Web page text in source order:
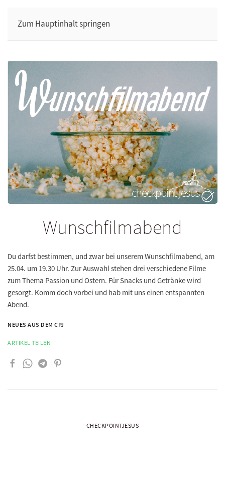
Zum Hauptinhalt springen
Wunschfilmabend
Du darfst bestimmen, und zwar bei unseremWunschfilmabend, am
25.04. um 19.30 Uhr. Zur Auswahl stehen drei verschiedene Filme
zum Thema Passion und Ostern. Für Snacks und Getränke wird
gesorgt. Komm doch vorbei und hab mit uns einen entspannten
Abend.
NEUES AUS DEM CPJ
ARTIKEL TEILEN
CHECKPOINTJESUS